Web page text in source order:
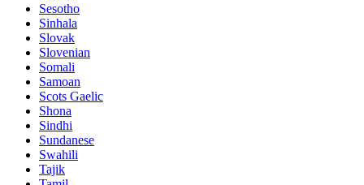
Sesotho
Sinhala
Slovak
Slovenian
Somali
Samoan
Scots Gaelic
Shona
Sindhi
Sundanese
Swahili
Tajik